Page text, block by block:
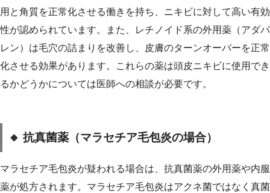
用と角質を正常化させる働きを持ち、ニキビに対して高い有効
性が認められています。また、レチノイド系の外用薬（アダパ
レン）は毛穴の詰まりを改善し、皮膚のターンオーバーを正常
化させる効果があります。これらの薬は頭皮ニキビに使用でき
るかどうかについては医師への相談が必要です。
🔸 抗真菌薬（マラセチア毛包炎の場合）
マラセチア毛包炎が疑われる場合は、抗真菌薬の外用薬や内服
薬が処方されます。マラセチア毛包炎はアクネ菌ではなく真菌